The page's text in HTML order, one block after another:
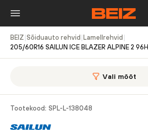
BEIZ Sõiduauto rehvid Lamellrehvid
205/60R16 SAILUN ICE BLAZER ALPINE 2 96H
Vali mõõt
Tootekood: SPL-L-138048